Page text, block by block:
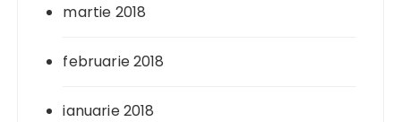
martie 2018
februarie 2018
ianuarie 2018